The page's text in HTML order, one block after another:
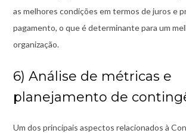
as melhores condições em termos de juros e
pagamento, o que é determinante para um
organização.
6) Análise de métricas e
planejamento de
Um dos principais aspectos relacionados à